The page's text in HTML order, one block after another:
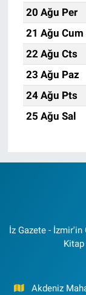
20 Ağu Per
21 Ağu Cum
22 Ağu Cts
23 Ağu Paz
24 Ağu Pts
25 Ağu Sal
İz Gazete -
Akdeniz